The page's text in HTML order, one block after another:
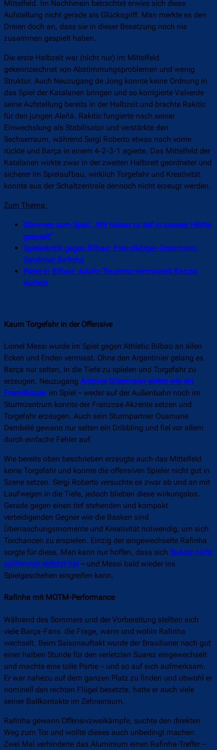
Mittelfeld. Im Nachhinein betrachtet erwies sich diese
Aufstellung nicht gerade als Glücksgriff. Man merkte es den
Dreien doch an, dass sie in dieser Besetzung noch nie
zusammen gespielt haben.
Die erste Halbzeit war (nicht nur) im Mittelfeld
gekennzeichnet von Abstimmungsproblemen und wenig
Struktur. Auch Neuzugang de Jong konnte keine Ordnung in
das Spiel der Katalanen bringen und so korrigierte Valverde
seine Aufstellung bereits in der Halbzeit und brachte Rakitic
für den jungen Aleñá. Rakitic fungierte nach seiner
Einwechslung als Stabilisator und verstärkte den
Sechserraum, während Sergi Roberto etwas nach vorne
rückte und Barça in einem 4-2-3-1 agierte. Das Mittelfeld der
Katalanen wirkte zwar in der zweiten Halbzeit geordneter und
sicherer im Spielaufbau, wirklich Torgefahr und Kreativität
konnte aus der Schaltzentrale dennoch nicht erzeugt werden.
Zum Thema:
Stimmen zum Spiel: „Wir haben zu tief in unserer Hälfte
gespielt“
Spielerkritik gegen Bilbao: Fremdkörper-Griezmann,
Gewinner Rafinha
Pleite in Bilbao: Aduriz-Traumtor vermasselt Barças
Auftakt
Kaum Torgefahr in der Offensive
Lionel Messi wurde im Spiel gegen Athletic Bilbao an allen
Ecken und Enden vermisst. Ohne den Argentinier gelang es
Barça nur selten, in die Tiefe zu spielen und Torgefahr zu
erzeugen. Neuzugang Antoine Griezmann wirkte wie ein
Fremdkörperim Spiel – weder auf der Außenbahn noch im
Sturmzentrum konnte der Franzose Akzente setzen und
Torgefahr erzeugen. Auch sein Sturmpartner Ousmane
Dembélé gewann nur selten ein Dribbling und fiel vor allem
durch einfache Fehler auf.
Wie bereits oben beschrieben erzeugte auch das Mittelfeld
keine Torgefahr und konnte die offensiven Spieler nicht gut in
Szene setzen. Sergi Roberto versuchte es zwar ab und an mit
Laufwegen in die Tiefe, jedoch blieben diese wirkungslos.
Gerade gegen einen tief stehenden und kompakt
verteidigenden Gegner wie die Basken sind
Überraschungsmomente und Kreativität notwendig, um sich
Torchancen zu erspielen. Einzig der eingewechselte Rafinha
sorgte für diese. Man kann nur hoffen, dass sich Suárez nicht
schlimmer verletzt hat– und Messi bald wieder ins
Spielgeschehen eingreifen kann.
Rafinha mit MOTM-Performance
Während des Sommers und der Vorbereitung stellten sich
viele Barça-Fans die Frage, wann und wohin Rafinha
wechselt. Beim Saisonauftakt wurde der Brasilianer nach gut
einer halben Stunde für den verletzten Suarez eingewechselt
und machte eine tolle Partie – und so auf sich aufmerksam.
Er war nahezu auf dem ganzen Platz zu finden und obwohl er
nominell den rechten Flügel besetzte, hatte er auch viele
seiner Ballkontakte im Zehnerraum.
Rafinha gewann Offensivzweikämpfe, suchte den direkten
Weg zum Tor und wollte dieses auch unbedingt machen.
Zwei Mal verhinderte das Aluminium einen Rafinha-Treffer –